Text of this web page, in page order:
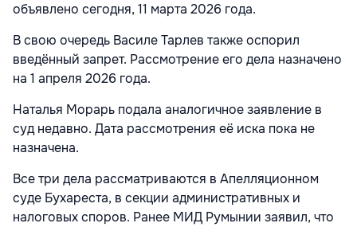
объявлено сегодня, 11 марта 2026 года.
В свою очередь Василе Тарлев также оспорил
введённый запрет. Рассмотрение его дела назначено
на 1 апреля 2026 года.
Наталья Морарь подала аналогичное заявление в
суд недавно. Дата рассмотрения её иска пока не
назначена.
Все три дела рассматриваются в Апелляционном
суде Бухареста, в секции административных и
налоговых споров. Ранее МИД Румынии заявил, что